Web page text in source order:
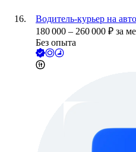
Водитель-курьер на
180 000 – 260 000 ₽ за
Без опыта